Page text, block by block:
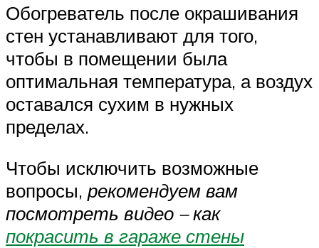
Обогреватель после окрашивания
стен устанавливают для того,
чтобы в помещении была
оптимальная температура, а воздух
оставался сухим в нужных
пределах.
Чтобы исключить возможные
вопросы, рекомендуем вам
посмотреть видео – как
покрасить в гараже стены